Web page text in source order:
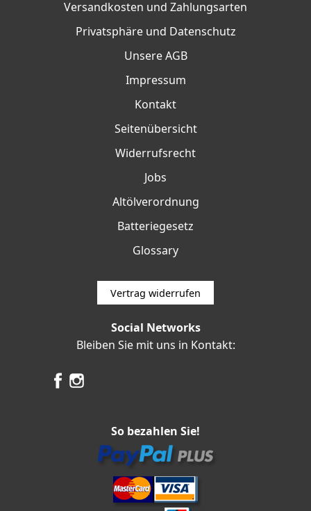
Versandkosten und Zahlungsarten
Privatsphäre und Datenschutz
Unsere AGB
Impressum
Kontakt
Seitenübersicht
Widerrufsrecht
Jobs
Altölverordnung
Batteriegesetz
Glossary
Vertrag widerrufen
Social Networks
Bleiben Sie mit uns in Kontakt:
So bezahlen Sie!